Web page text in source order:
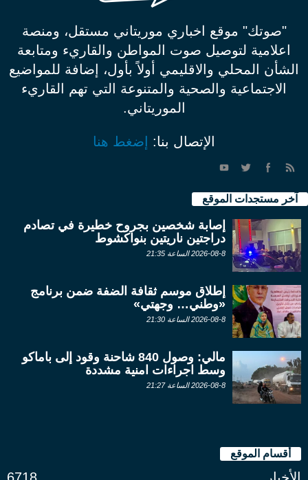
"صوتك" موقع اخباري موريتاني مستقل، ومنصة
اعلامية لتوصيل صوت المواطن والقاريء ومتابعة
الشأن المحلي والاقليمي أولاً بأول، إضافة للمواضيع
الاجتماعية والصحية والمتنوعة التي تهم القاريء
الموريتاني.
الإتصال بنا: إضغط هنا
آخر مستجدات الموقع
إصابة شخصين بجروح خطيرة في تصادم
دراجتين ناريتين بنواكشوط
2026-08-8 الساعة 21:35
إطلاق موسم ثقافة الضفة ضمن برنامج
«وطني… وجهتي»
2026-08-8 الساعة 21:30
مالي: وصول 840 شاحنة وقود إلى باماكو
وسط اجراءات امنية مشددة
2026-08-8 الساعة 21:27
أقسام الموقع